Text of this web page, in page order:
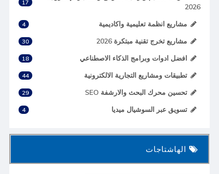
2026
17
مشاريع انظمة تعليمية واكاديمية 4
مشاريع تخرج تقنية مبتكرة 2026 30
افضل ادوات وبرامج الذكاء الاصطناعي 18
تطبيقات ومشاريع التجارية الالكترونية 44
تحسين محرك البحث والارشفة SEO 29
تسويق عبر السوشيال ميديا 4
الهاشتاجات